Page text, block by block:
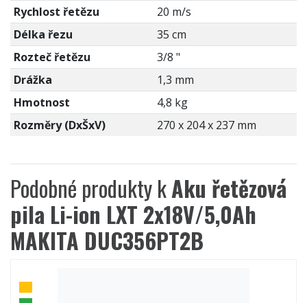
Rychlost řetězu
20 m/s
Délka řezu
35 cm
Rozteč řetězu
3/8 "
Drážka
1,3 mm
Hmotnost
4,8 kg
Rozměry (DxŠxV)
270 x 204 x 237 mm
Podobné produkty kAku řetězová
pila Li-ion LXT 2x18V/5,0Ah
MAKITA DUC356PT2B